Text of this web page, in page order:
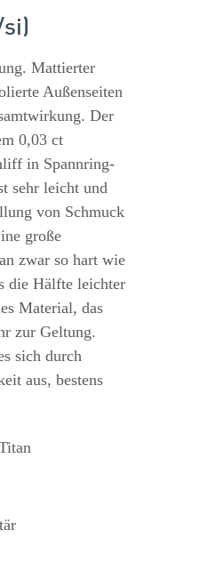
Mattierter
Außenseiten
Der
0,03 ct
in Spannring-
sehr leicht und
von Schmuck
große
zwar so hart wie
die Hälfte leichter
Material, das
zur Geltung.
sich durch
aus, bestens